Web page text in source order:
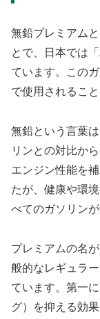
無鉛プレミアム
とで、日本では
ています。この
で使用されるこ
無鉛という言葉
リンとの対比か
エンジン性能を
たが、健康や環
べてのガソリン
プレミアムの名
般的なレギュラ
ています。第一
グ）を抑える効